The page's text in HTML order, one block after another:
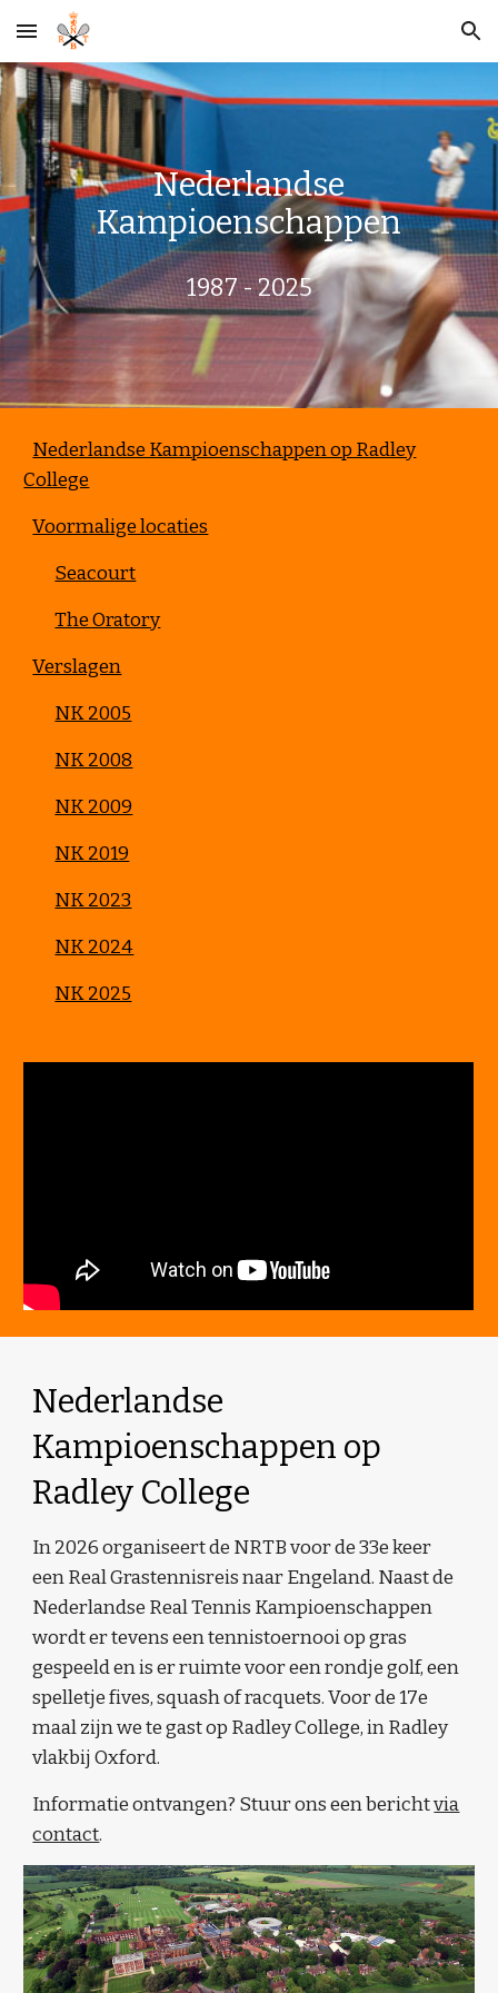
Skip to main content Skip to navigation
Nederlandse
Kampioenschappen
1987 - 2025
Nederlandse Kampioenschappen op Radley
College
Voormalige locaties
Seacourt
The Oratory
Verslagen
NK 2005
NK 2008
NK 2009
NK 2019
NK 2023
NK 2024
NK 2025
Nederlandse
Kampioenschappen op
Radley College
In 2026 organiseert de NRTB voor de 33e keer
een Real Grastennisreis naar Engeland. Naast de
Nederlandse Real Tennis Kampioenschappen
wordt er tevens een tennistoernooi op gras
gespeeld en is er ruimte voor een rondje golf, een
spelletje fives, squash of racquets. Voor de 17e
maal zijn we te gast op Radley College, in Radley
vlakbij Oxford.
Informatie ontvangen? Stuur ons een berichtvia
contact.